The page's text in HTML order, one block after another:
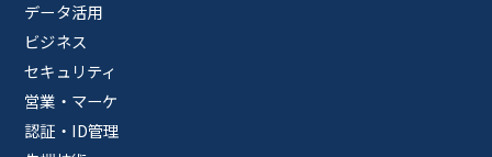
データ活用
ビジネス
セキュリティ
営業・マーケ
認証・ID管理